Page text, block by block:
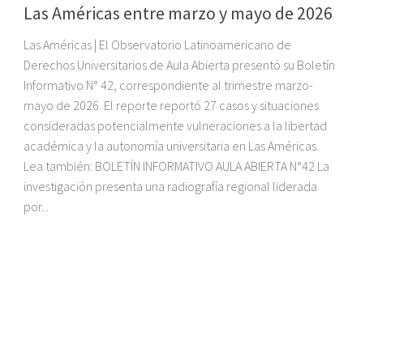
Las Américas entre marzo y mayo de 2026
Las Américas | El Observatorio Latinoamericano de
Derechos Universitarios de Aula Abierta presentó su Boletín
Informativo N° 42, correspondiente al trimestre marzo-
mayo de 2026. El reporte reportó 27 casos y situaciones
consideradas potencialmente vulneraciones a la libertad
académica y la autonomía universitaria en Las Américas.
Lea también: BOLETÍN INFORMATIVO AULA ABIERTA N°42 La
investigación presenta una radiografía regional liderada
por...